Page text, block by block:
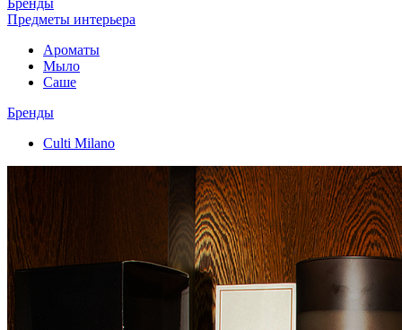
Бренды
Предметы интерьера
Ароматы
Мыло
Саше
Бренды
Culti Milano